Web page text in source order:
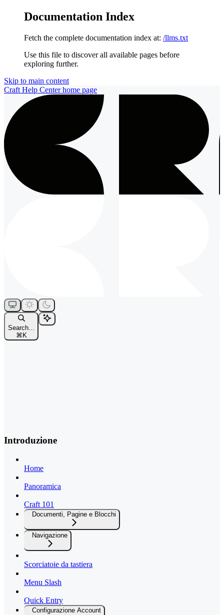
Documentation Index
Fetch the complete documentation index at: /llms.txt
Use this file to discover all available pages before
exploring further.
Skip to main content
Craft Help Centerhome page
Search...
⌘ K
Introduzione
Home
Panoramica
Craft 101
Documenti, Pagine e Blocchi
Navigazione
Scorciatoie da tastiera
Menu Slash
Quick Entry
Configurazione Account